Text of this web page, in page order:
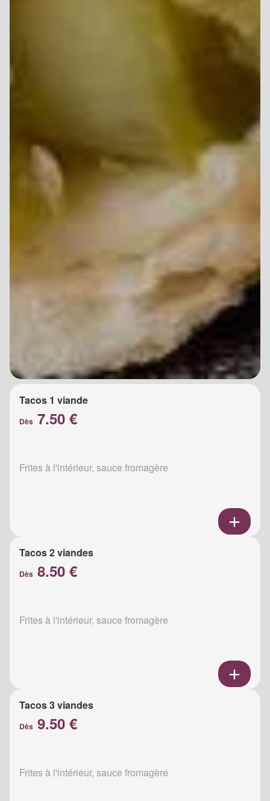
Tacos 1 viande
Dès 7.50 €
Frites à l'intérieur, sauce fromagère
Tacos 2 viandes
Dès 8.50 €
Frites à l'intérieur, sauce fromagère
Tacos 3 viandes
Dès 9.50 €
Frites à l'intérieur, sauce fromagère